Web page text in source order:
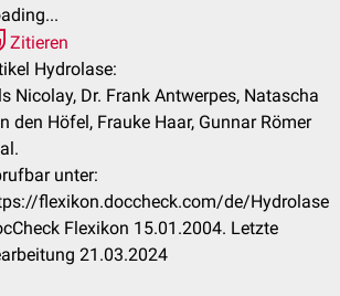
Zitieren
Hydrolase:
Nicolay, Dr. Frank Antwerpes, Natascha
den Höfel, Frauke Haar, Gunnar Römer
unter:
flexikon.doccheck.com/de/Hydrolase
Flexikon 15.01.2004. Letzte
21.03.2024